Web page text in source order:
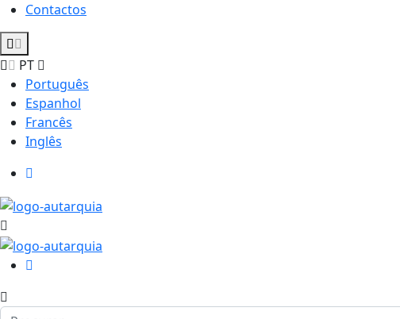
Contactos
PT
Português
Espanhol
Francês
Inglês